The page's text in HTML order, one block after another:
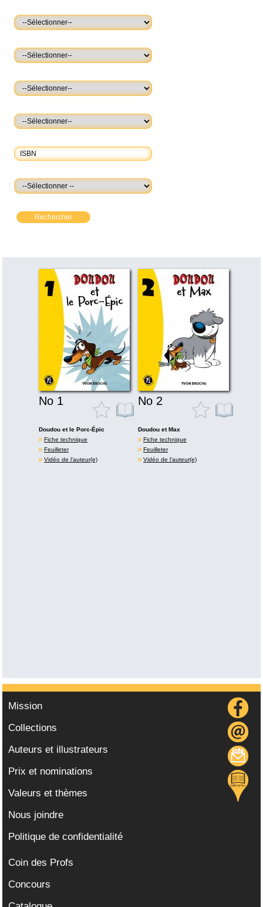
Rechercher
No 1
Doudou et le Porc-Épic
Fiche technique
Feuilleter
Vidéo de l’auteur(e)
No 2
Doudou et Max
Fiche technique
Feuilleter
Vidéo de l’auteur(e)
Mission
Collections
Auteurs et illustrateurs
Prix et nominations
Valeurs et thèmes
Nous joindre
Politique de confidentialité
Coin des Profs
Concours